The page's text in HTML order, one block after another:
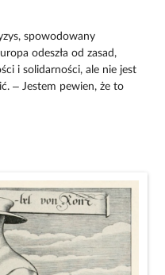
spowodowany
odeszła od zasad,
i solidarności, ale nie jest
– Jestem pewien, że to